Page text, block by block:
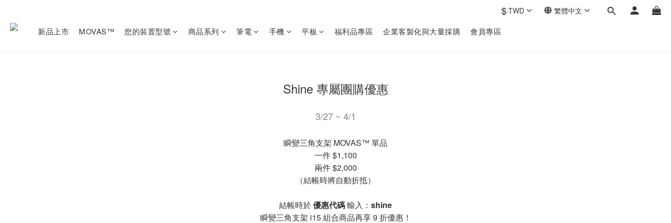
$TWD 繁體中文
新品上市 MOVAS™ 您的裝置型號 商品系列 筆電 手機 平板 福利品專區 企業客製化與大量採購 會員專區
Shine 專屬團購優惠
3/27 ~ 4/1
瞬變三角支架 MOVAS™ 單品
一件 $1,100
兩件 $2,000
（結帳時將自動折抵）
結帳時於優惠代碼輸入： shine
瞬變三角支架 i15 組合商品再享 9 折優惠！